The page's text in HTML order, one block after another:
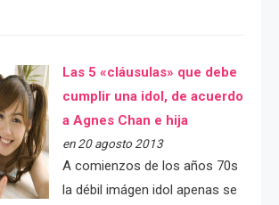
Las 5 «cláusulas» que debe
cumplir una idol, de acuerdo
a Agnes Chan e hija
en 20 agosto 2013
A comienzos de los años 70s
la débil imágen idol apenas se